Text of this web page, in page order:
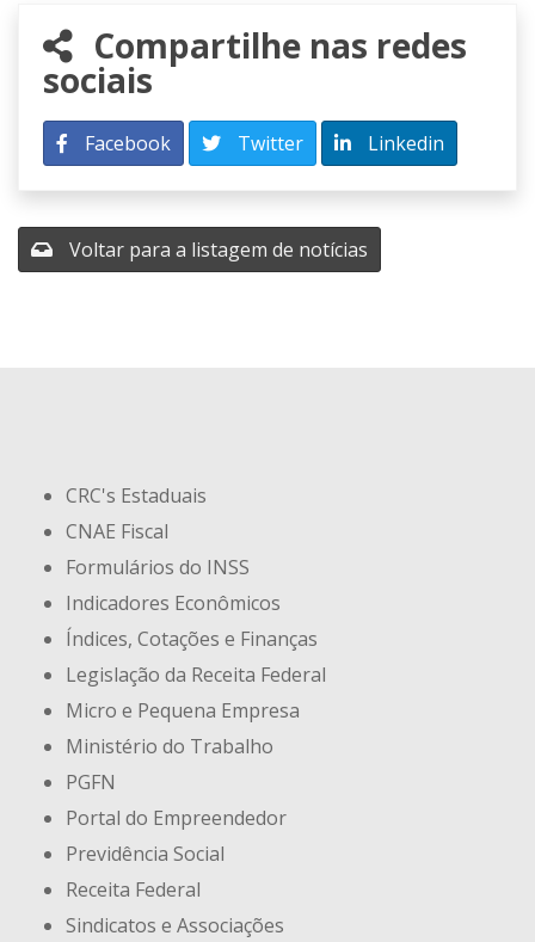
Compartilhe nas redes
sociais
Facebook Twitter Linkedin
Voltar para a listagem de notícias
CRC's Estaduais
CNAE Fiscal
Formulários do INSS
Indicadores Econômicos
Índices, Cotações e Finanças
Legislação da Receita Federal
Micro e Pequena Empresa
Ministério do Trabalho
PGFN
Portal do Empreendedor
Previdência Social
Receita Federal
Sindicatos e Associações